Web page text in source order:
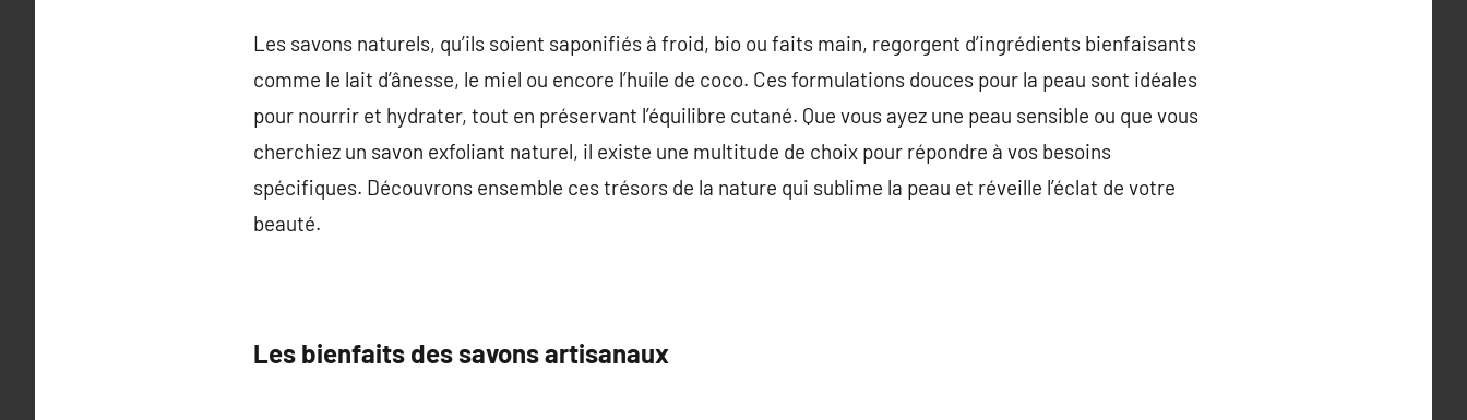
Les savons naturels, qu’ils soient saponifiés à froid, bio ou faits main, regorgent d’ingrédients bienfaisants
comme le lait d’ânesse, le miel ou encore l’huile de coco. Ces formulations douces pour la peau sont idéales
pour nourrir et hydrater, tout en préservant l’équilibre cutané. Que vous ayez une peau sensible ou que vous
cherchiez un savon exfoliant naturel, il existe une multitude de choix pour répondre à vos besoins
spécifiques. Découvrons ensemble ces trésors de la nature qui sublime la peau et réveille l’éclat de votre
beauté.
Les bienfaits des savons artisanaux